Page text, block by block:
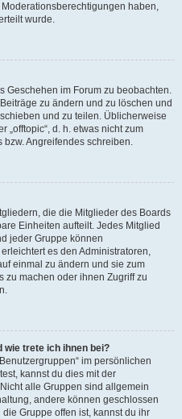
haben,
wurde.
Geschehen im Forum zu beobachten.
zu ändern und zu löschen und
und zu teilen. Üblicherweise
„offtopic“, d. h. etwas nicht zum
Angreifendes schreiben.
die die Mitglieder des Boards
Einheiten aufteilt. Jedes Mitglied
jeder Gruppe können
es den Administratoren,
einmal zu ändern und sie zum
zu machen oder ihnen Zugriff zu
wie trete ich ihnen bei?
im persönlichen
kannst du dies mit der
alle Gruppen sind allgemein
andere können geschlossen
Gruppe offen ist, kannst du ihr